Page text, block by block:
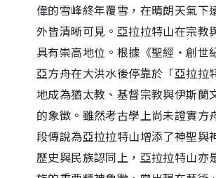
偉的雪峰終年覆雪，在晴朗天氣下
外皆清晰可見。亞拉拉特山在宗教
具有崇高地位。根據《聖經・創世
亞方舟在大洪水後停靠於「亞拉拉
地成為猶太教、基督宗教與伊斯蘭
的象徵。雖然考古學上尚未證實方
段傳說為亞拉拉特山增添了神聖與
歷史與民族認同上，亞拉拉特山亦